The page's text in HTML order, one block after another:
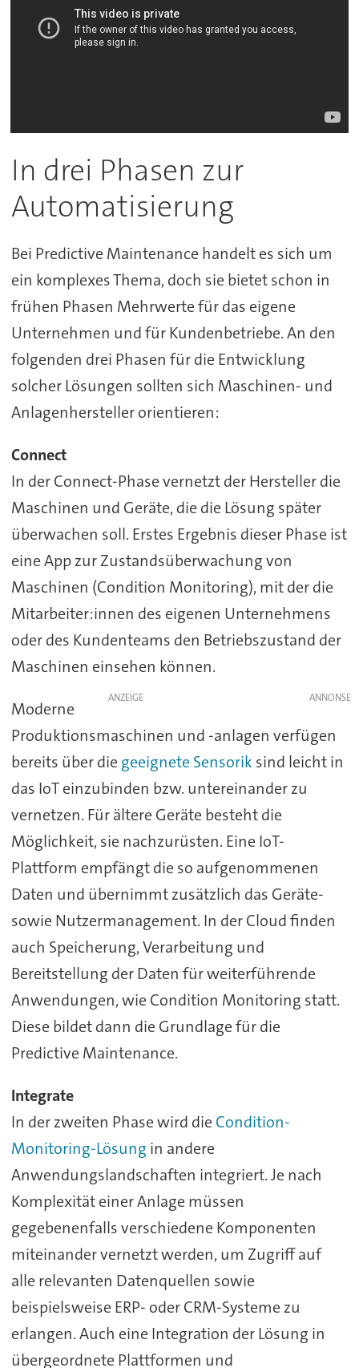
In drei Phasen zur
Automatisierung
Bei Predictive Maintenance handelt es sich um
ein komplexes Thema, doch sie bietet schon in
frühen Phasen Mehrwerte für das eigene
Unternehmen und für Kundenbetriebe. An den
folgenden drei Phasen für die Entwicklung
solcher Lösungen sollten sich Maschinen- und
Anlagenhersteller orientieren:
Connect
In der Connect-Phase vernetzt der Hersteller die
Maschinen und Geräte, die die Lösung später
überwachen soll. Erstes Ergebnis dieser Phase ist
eine App zur Zustandsüberwachung von
Maschinen (Condition Monitoring), mit der die
Mitarbeiter:innen des eigenen Unternehmens
oder des Kundenteams den Betriebszustand der
Maschinen einsehen können.
ANZEIGE
Moderne
Produktionsmaschinen und -anlagen verfügen
bereits über die geeignete Sensorik sind leicht in
das IoT einzubinden bzw. untereinander zu
vernetzen. Für ältere Geräte besteht die
Möglichkeit, sie nachzurüsten. Eine IoT-
Plattform empfängt die so aufgenommenen
Daten und übernimmt zusätzlich das Geräte-
sowie Nutzermanagement. In der Cloud finden
auch Speicherung, Verarbeitung und
Bereitstellung der Daten für weiterführende
Anwendungen, wie Condition Monitoring statt.
Diese bildet dann die Grundlage für die
Predictive Maintenance.
Integrate
In der zweiten Phase wird die Condition-
Monitoring-Lösung in andere
Anwendungslandschaften integriert. Je nach
Komplexität einer Anlage müssen
gegebenenfalls verschiedene Komponenten
miteinander vernetzt werden, um Zugriff auf
alle relevanten Datenquellen sowie
beispielsweise ERP- oder CRM-Systeme zu
erlangen. Auch eine Integration der Lösung in
übergeordnete Plattformen und